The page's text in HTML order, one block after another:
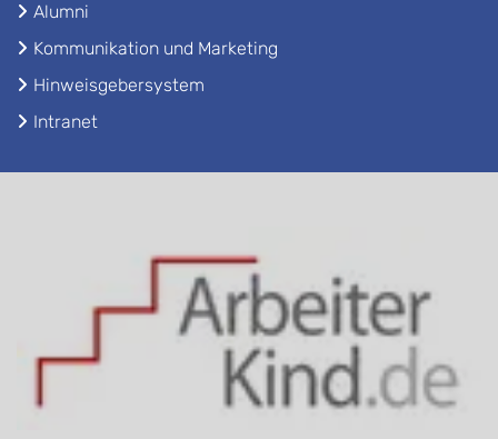
Alumni
Kommunikation und Marketing
Hinweisgebersystem
Intranet